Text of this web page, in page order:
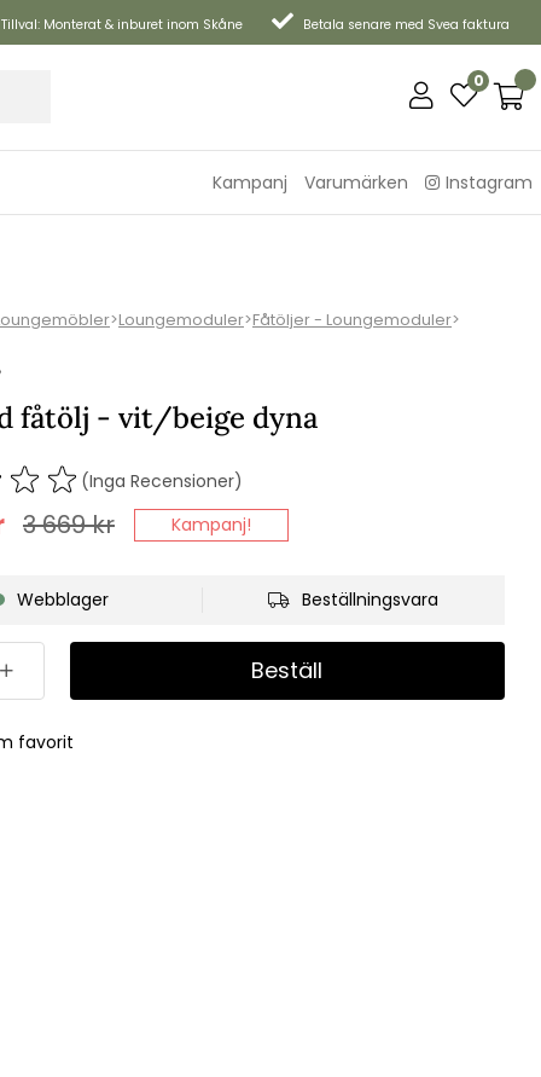
Tillval: Monterat & inburet inom Skåne Betala senare med Svea faktura
0
Kampanj Varumärken Instagram
>Loungemoduler>Fåtöljer - Loungemoduler>
fåtölj - vit/beige dyna
(Inga Recensioner)
3 669kr Kampanj!
Webblager Beställningsvara
Beställ
favorit